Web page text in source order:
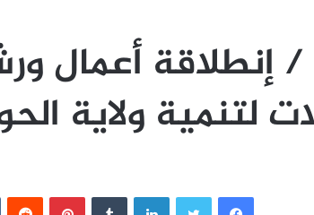
/ إنطلاقة أعمال
لتنمية ولاية
فيسبوك لينكدإن بينتيريست